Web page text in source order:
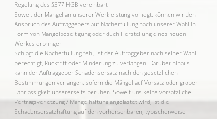
Regelung des §377 HGB vereinbart.
Soweit der Mangel an unserer Werkleistung vorliegt, können wir den
Anspruch des Auftraggebers auf Nacherfüllung nach unserer Wahl in
Form von Mängelbeseitigung oder duch Herstellung eines neuen
Werkes erbringen.
Schlägt die Nacherfüllung fehl, ist der Auftraggeber nach seiner Wahl
berechtigt, Rücktritt oder Minderung zu verlangen. Darüber hinaus
kann der Auftraggeber Schadensersatz nach den gesetzlichen
Bestimmungen verlangen, sofern die Mängel auf Vorsatz oder grober
Fahrlässigkeit unsererseits beruhen. Soweit uns keine vorsätzliche
Vertragsverletzung / Mängelhaftung angelastet wird, ist die
Schadensersatzhaftung auf den vorhersehbaren, typischerweise